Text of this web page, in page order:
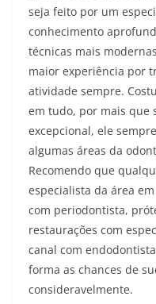
seja feito por um
conhecimento
técnicas mais
maior experiência por
atividade sempre.
em tudo, por mais que
excepcional, ele
algumas áreas da
Recomendo que
especialista da área
com periodontista,
restaurações com
canal com
forma as chances de
consideravelmente.